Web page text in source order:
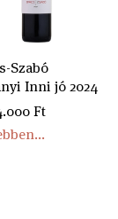
Szabó
Inni jó 2024
Ft